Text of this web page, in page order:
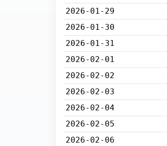
2026-01-29
2026-01-30
2026-01-31
2026-02-01
2026-02-02
2026-02-03
2026-02-04
2026-02-05
2026-02-06